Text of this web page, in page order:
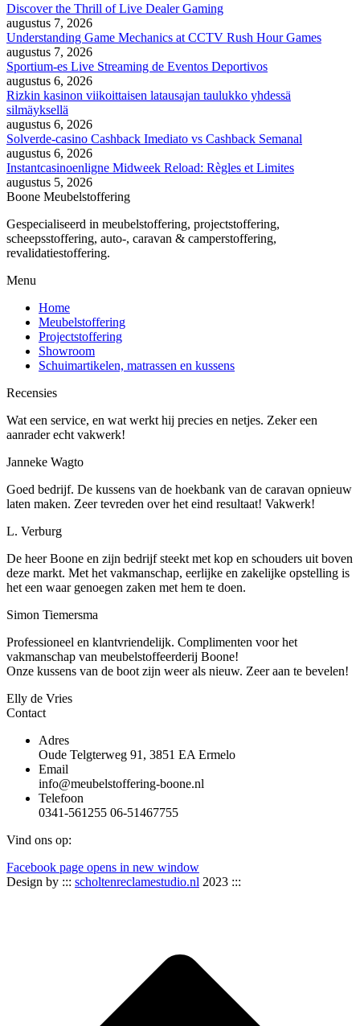
Discover the Thrill of Live Dealer Gaming
augustus 7, 2026
Understanding Game Mechanics at CCTV Rush Hour Games
augustus 7, 2026
Sportium-es Live Streaming de Eventos Deportivos
augustus 6, 2026
Rizkin kasinon viikoittaisen latausajan taulukko yhdessä
silmäyksellä
augustus 6, 2026
Solverde-casino Cashback Imediato vs Cashback Semanal
augustus 6, 2026
Instantcasinoenligne Midweek Reload: Règles et Limites
augustus 5, 2026
Boone Meubelstoffering
Gespecialiseerd in meubelstoffering, projectstoffering,
scheepsstoffering, auto-, caravan & camperstoffering,
revalidatiestoffering.
Menu
Home
Meubelstoffering
Projectstoffering
Showroom
Schuimartikelen, matrassen en kussens
Recensies
Wat een service, en wat werkt hij precies en netjes. Zeker een
aanrader echt vakwerk!
Janneke Wagto
Goed bedrijf. De kussens van de hoekbank van de caravan opnieuw
laten maken. Zeer tevreden over het eind resultaat! Vakwerk!
L. Verburg
De heer Boone en zijn bedrijf steekt met kop en schouders uit boven
deze markt. Met het vakmanschap, eerlijke en zakelijke opstelling is
het een waar genoegen zaken met hem te doen.
Simon Tiemersma
Professioneel en klantvriendelijk. Complimenten voor het
vakmanschap van meubelstoffeerderij Boone!
Onze kussens van de boot zijn weer als nieuw. Zeer aan te bevelen!
Elly de Vries
Contact
Adres
Oude Telgterweg 91, 3851 EA Ermelo
Email
info@meubelstoffering-boone.nl
Telefoon
0341-561255 06-51467755
Vind ons op:
Facebook page opens in new window
Design by ::: scholtenreclamestudio.nl 2023 :::